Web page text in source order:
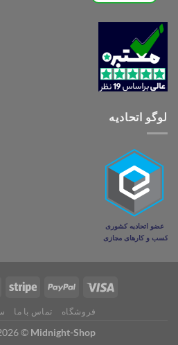
لوگو اتحادیه
فروشگاه تماس با ما
© Midnight-Shop